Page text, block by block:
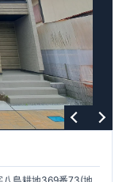
資産税の減額期間
。
倍の耐震性。 地震保
につき、​実際の
ただけます。 ​
ら